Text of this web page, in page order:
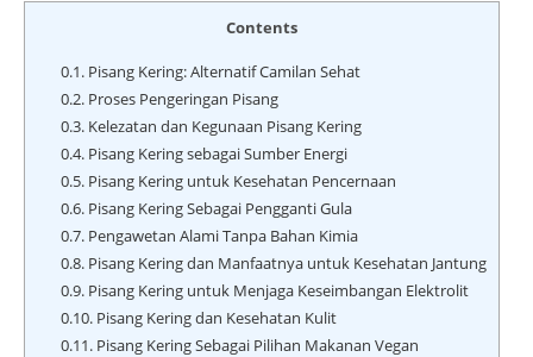
Contents
0.1.Pisang Kering: Alternatif Camilan Sehat
0.2.Proses Pengeringan Pisang
0.3.Kelezatan dan Kegunaan Pisang Kering
0.4.Pisang Kering sebagai Sumber Energi
0.5.Pisang Kering untuk Kesehatan Pencernaan
0.6.Pisang Kering Sebagai Pengganti Gula
0.7.Pengawetan Alami Tanpa Bahan Kimia
0.8.Pisang Kering dan Manfaatnya untuk Kesehatan Jantung
0.9.Pisang Kering untuk Menjaga Keseimbangan Elektrolit
0.10.Pisang Kering dan Kesehatan Kulit
0.11.Pisang Kering Sebagai Pilihan Makanan Vegan